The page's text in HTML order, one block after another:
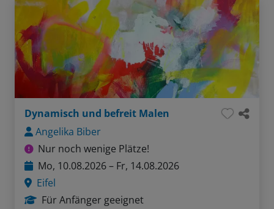
Dynamisch und befreit Malen
Angelika Biber
Nur noch wenige Plätze!
Mo, 10.08.2026 – Fr, 14.08.2026
Eifel
Für Anfänger geeignet